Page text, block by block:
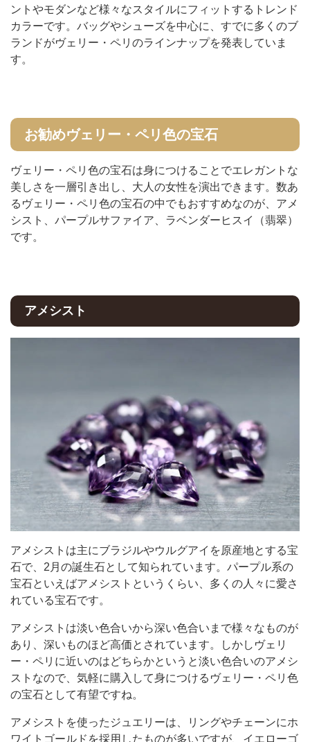
ントやモダンなど様々なスタイルにフィットするトレンド
カラーです。バッグやシューズを中心に、すでに多くのブ
ランドがヴェリー・ペリのラインナップを発表していま
す。
お勧めヴェリー・ペリ色の宝石
ヴェリー・ペリ色の宝石は身につけることでエレガントな
美しさを一層引き出し、大人の女性を演出できます。数あ
るヴェリー・ペリ色の宝石の中でもおすすめなのが、アメ
シスト、パープルサファイア、ラベンダーヒスイ（翡翠）
です。
アメシスト
アメシストは主にブラジルやウルグアイを原産地とする宝
石で、2月の誕生石として知られています。パープル系の
宝石といえばアメシストというくらい、多くの人々に愛さ
れている宝石です。
アメシストは淡い色合いから深い色合いまで様々なものが
あり、深いものほど高価とされています。しかしヴェリ
ー・ペリに近いのはどちらかというと淡い色合いのアメシ
ストなので、気軽に購入して身につけるヴェリー・ペリ色
の宝石として有望ですね。
アメシストを使ったジュエリーは、リングやチェーンにホ
ワイトゴールドを採用したものが多いですが、イエローゴ